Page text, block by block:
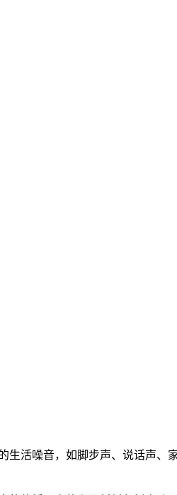
活噪音，如脚步声、说话声、